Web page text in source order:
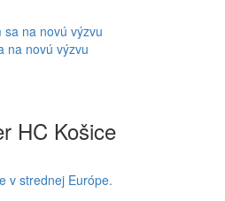
na novú výzvu
HC Košice
v strednej Európe.